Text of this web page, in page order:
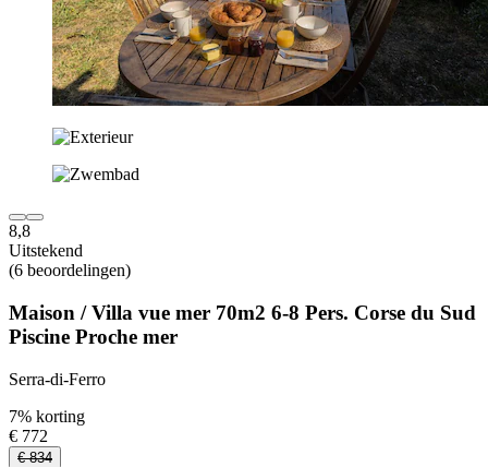
8,8
Uitstekend
(6 beoordelingen)
Maison / Villa vue mer 70m2 6-8 Pers. Corse du Sud
Piscine Proche mer
Serra-di-Ferro
7% korting
€ 772
€ 834